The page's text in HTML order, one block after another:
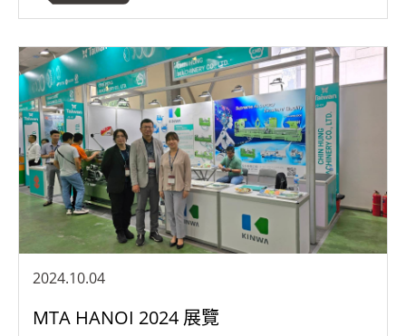
2024.10.04
MTA HANOI 2024 展覽